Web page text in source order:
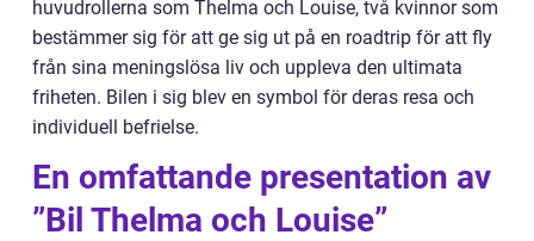
huvudrollerna som Thelma och Louise, två kvinnor som
bestämmer sig för att ge sig ut på en roadtrip för att fly
från sina meningslösa liv och uppleva den ultimata
friheten. Bilen i sig blev en symbol för deras resa och
individuell befrielse.
En omfattande presentation av
”Bil Thelma och Louise”